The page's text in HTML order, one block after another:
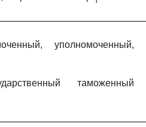
уполномоченный,
таможенный